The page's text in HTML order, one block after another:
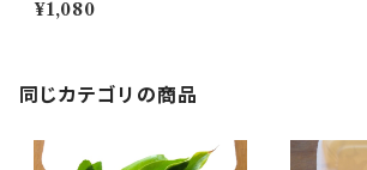
¥1,080
同じカテゴリの商品